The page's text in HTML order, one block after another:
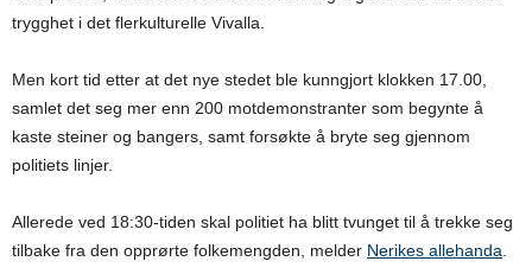
trygghet i det flerkulturelle Vivalla.
Men kort tid etter at det nye stedet ble kunngjort klokken 17.00,
samlet det seg mer enn 200 motdemonstranter som begynte å
kaste steiner og bangers, samt forsøkte å bryte seg gjennom
politiets linjer.
Allerede ved 18:30-tiden skal politiet ha blitt tvunget til å trekke seg
tilbake fra den opprørte folkemengden, melder Nerikes allehanda